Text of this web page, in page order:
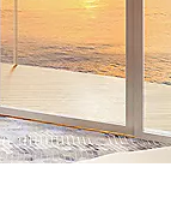
Bedroom